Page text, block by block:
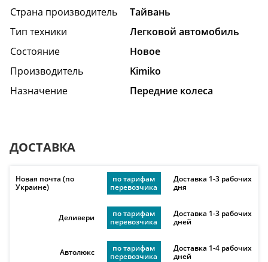
Страна производитель
Тайвань
Тип техники
Легковой автомобиль
Состояние
Hовое
Производитель
Kimiko
Назначение
Передние колеса
ДОСТАВКА
Новая почта (по
Украине)
по тарифам
перевозчика
Доставка 1-3 рабочих
дня
Деливери
по тарифам
перевозчика
Доставка 1-3 рабочих
дней
Автолюкс
по тарифам
перевозчика
Доставка 1-4 рабочих
дней